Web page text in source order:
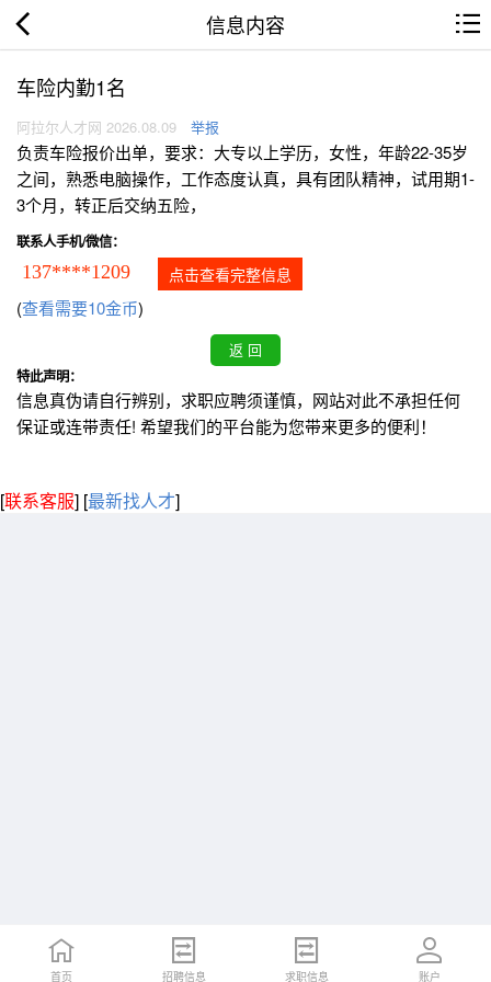
信息内容
车险内勤1名
阿拉尔人才网 2026.08.09 举报
负责车险报价出单，要求：大专以上学历，女性，年龄22-35岁
之间，熟悉电脑操作，工作态度认真，具有团队精神，试用期1-
3个月，转正后交纳五险，
联系人手机/微信：
137****1209 点击查看完整信息
(查看需要10金币)
特此声明：
信息真伪请自行辨别，求职应聘须谨慎，网站对此不承担任何
保证或连带责任! 希望我们的平台能为您带来更多的便利！
[联系客服] [最新找人才]
首页 招聘信息 求职信息 账户